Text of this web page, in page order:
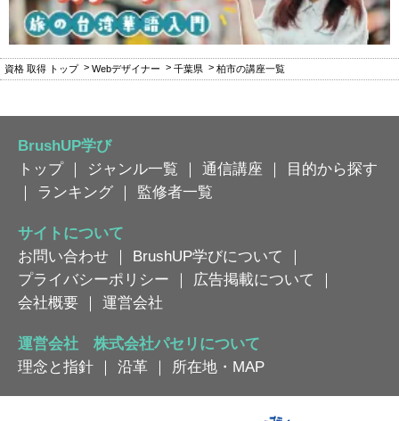
資格 取得 トップ Webデザイナー 千葉県 柏市の講座一覧
BrushUP学び
トップ｜ ジャンル一覧 ｜ 通信講座 ｜
目的から探す
｜
ランキング ｜ 監修者一覧
サイトについて
お問い合わせ ｜ BrushUP学びについて
｜
プライバシーポリシー ｜ 広告掲載について
｜
会社概要 ｜ 運営会社
運営会社 株式会社パセリについて
理念と指針 ｜ 沿革 ｜ 所在地・MAP